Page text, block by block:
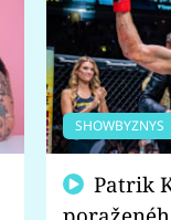
SHOWBYZNYS